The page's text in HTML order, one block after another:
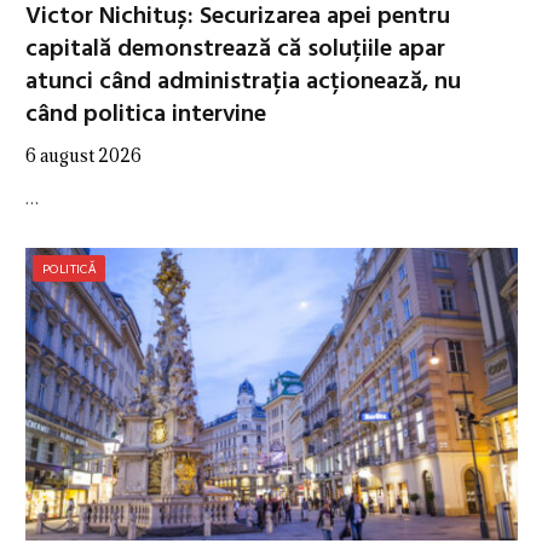
Victor Nichituș: Securizarea apei pentru
capitală demonstrează că soluțiile apar
atunci când administrația acționează, nu
când politica intervine
6 august 2026
…
POLITICĂ